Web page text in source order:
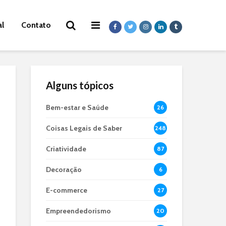
Contato
Alguns tópicos
Bem-estar e Saúde 26
Coisas Legais de Saber 248
Criatividade 87
Decoração 6
E-commerce 27
Empreendedorismo 20